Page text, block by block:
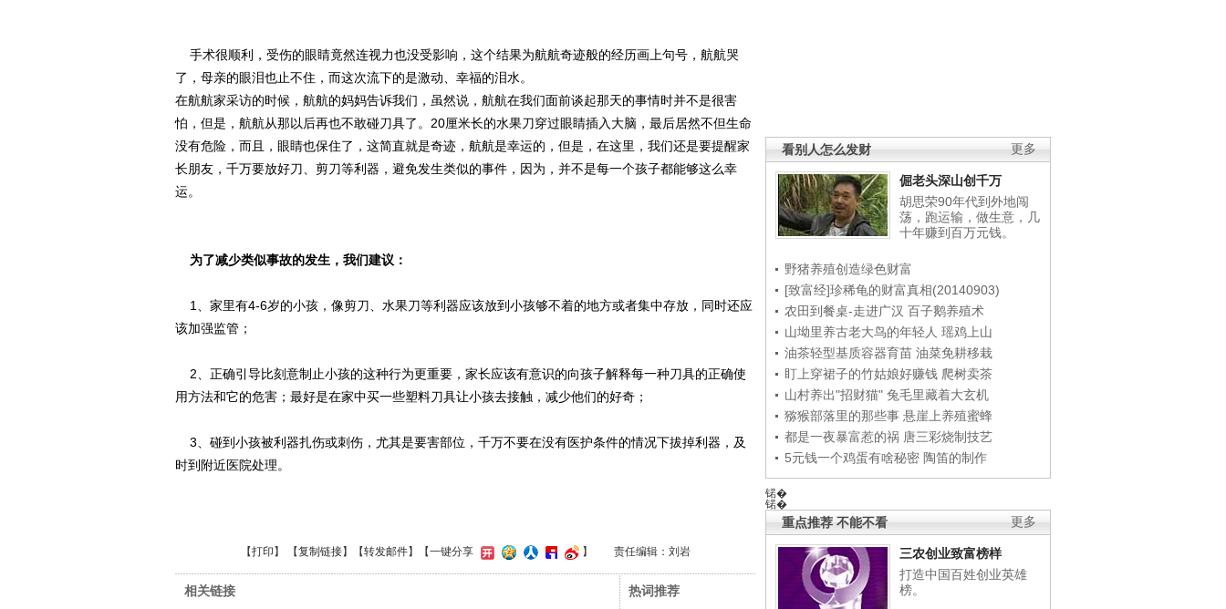
更多
看别人怎么发财
倔老头深山创千万
胡思荣90年代到外地闯
荡，跑运输，做生意，几
十年赚到百万元钱。
野猪养殖创造绿色财富
[致富经]珍稀龟的财富真相(20140903)
农田到餐桌-走进广汉 百子鹅养殖术
山坳里养古老大鸟的年轻人 瑶鸡上山
油茶轻型基质容器育苗 油菜免耕移栽
盯上穿裙子的竹姑娘好赚钱 爬树卖茶
山村养出"招财猫" 兔毛里藏着大玄机
猕猴部落里的那些事 悬崖上养殖蜜蜂
都是一夜暴富惹的祸 唐三彩烧制技艺
5元钱一个鸡蛋有啥秘密 陶笛的制作
锘�
锘�
更多
重点推荐 不能不看
三农创业致富榜样
打造中国百姓创业英雄
榜。
手术很顺利，受伤的眼睛竟然连视力也没受影响，这个结果为航航奇迹般的经历画上句号，航航哭
了，母亲的眼泪也止不住，而这次流下的是激动、幸福的泪水。
在航航家采访的时候，航航的妈妈告诉我们，虽然说，航航在我们面前谈起那天的事情时并不是很害
怕，但是，航航从那以后再也不敢碰刀具了。20厘米长的水果刀穿过眼睛插入大脑，最后居然不但生命
没有危险，而且，眼睛也保住了，这简直就是奇迹，航航是幸运的，但是，在这里，我们还是要提醒家
长朋友，千万要放好刀、剪刀等利器，避免发生类似的事件，因为，并不是每一个孩子都能够这么幸
运。
为了减少类似事故的发生，我们建议：
1、家里有4-6岁的小孩，像剪刀、水果刀等利器应该放到小孩够不着的地方或者集中存放，同时还应
该加强监管；
2、正确引导比刻意制止小孩的这种行为更重要，家长应该有意识的向孩子解释每一种刀具的正确使
用方法和它的危害；最好是在家中买一些塑料刀具让小孩去接触，减少他们的好奇；
3、碰到小孩被利器扎伤或刺伤，尤其是要害部位，千万不要在没有医护条件的情况下拔掉利器，及
时到附近医院处理。
【打印 】 【复制链接】【转发邮件】 【一键分享 】 责任编辑：刘岩
相关链接
热词推荐